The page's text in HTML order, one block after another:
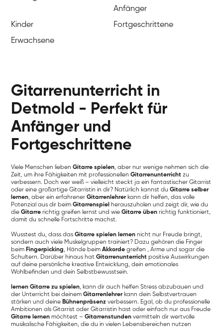
Anfänger
Kinder
Fortgeschrittene
Erwachsene
Gitarrenunterricht in
Detmold - Perfekt für
Anfänger und
Fortgeschrittene
Viele Menschen liebenGitarre spielen, aber nur wenige nehmen sich die
Zeit, um ihre Fähigkeiten mit professionellenGitarrenunterricht zu
verbessern. Doch wer weiß – vielleicht steckt ja ein fantastischer Gitarrist
oder eine großartige Gitarristin in dir? Natürlich kannst duGitarre selber
lernen, aber ein erfahrenerGitarrenlehrer kann dir helfen, das volle
Potenzial aus dir beimGitarrenspiel herauszuholen und zeigt dir, wie du
dieGitarre richtig greifen lernst und wieGitarre üben richtig funktioniert,
damit du schnelle Fortschritte machst.
Wusstest du, dass dasGitarre spielen lernen nicht nur Freude bringt,
sondern auch viele Muskelgruppen trainiert? Dazu gehören die Finger
beim Fingerpicking, Hände beimAkkorde greifen , Arme und sogar die
Schultern. Darüber hinaus hatGitarrenunterricht positive Auswirkungen
auf deine persönliche kreative Entwicklung, dein emotionales
Wohlbefinden und dein Selbstbewusstsein.
lernen Gitarre zu spielen, kann dir auch helfen Stress abzubauen und
der Unterricht bei deinemGitarrenlehrer kann dein Selbstvertrauen
stärken und deine Bühnenpräsenz verbessern. Egal, ob du professionelle
Ambitionen als Gitarrist oder Gitarristin hast oder einfach nur aus Freude
Gitarre lernen möchtest –Gitarrenstunden vermitteln dir wertvolle
musikalische Fähigkeiten, die du in vielen Lebensbereichen nutzen